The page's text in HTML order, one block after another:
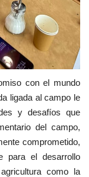
con el mundo
ligada al campo le
y desafíos que
del campo,
comprometido,
para el desarrollo
como la